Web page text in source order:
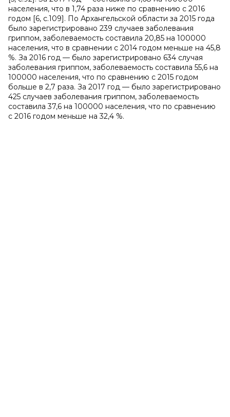
населения, что в 1,74 раза ниже по сравнению с 2016
годом [6, с.109]. По Архангельской области за 2015 года
было зарегистрировано 239 случаев заболевания
гриппом, заболеваемость составила 20,85 на 100000
населения, что в сравнении с 2014 годом меньше на 45,8
%. За 2016 год — было зарегистрировано 634 случая
заболевания гриппом, заболеваемость составила 55,6 на
100000 населения, что по сравнению с 2015 годом
больше в 2,7 раза. За 2017 год — было зарегистрировано
425 случаев заболевания гриппом, заболеваемость
составила 37,6 на 100000 населения, что по сравнению
с 2016 годом меньше на 32,4 %.